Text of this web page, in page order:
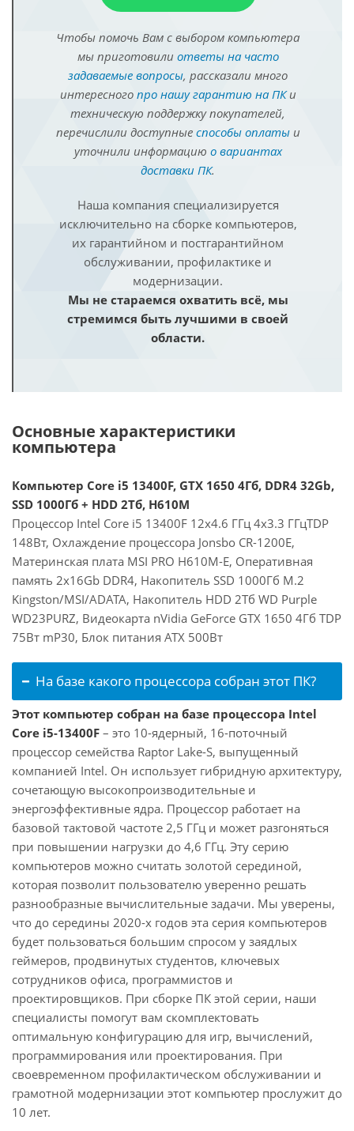
Чтобы помочь Вам с выбором компьютера
мы приготовили ответы на часто
задаваемые вопросы, рассказали много
интересного про нашу гарантию на ПКи
техническую поддержку покупателей,
перечислили доступные способы оплатыи
уточнили информацию о вариантах
доставки ПК.
Наша компания специализируется
исключительно на сборке компьютеров,
их гарантийном и постгарантийном
обслуживании, профилактике и
модернизации.
Мы не стараемся охватить всё, мы
стремимся быть лучшими в своей
области.
Основные характеристики
компьютера
Компьютер Core i5 13400F, GTX 1650 4Гб, DDR4 32Gb,
SSD 1000Гб + HDD 2Тб, H610M
Процессор Intel Core i5 13400F 12x4.6 ГГц 4x3.3 ГГцTDP
148Вт, Охлаждение процессора Jonsbo CR-1200E,
Материнская плата MSI PRO H610M-E, Оперативная
память 2x16Gb DDR4, Накопитель SSD 1000Гб M.2
Kingston/MSI/ADATA, Накопитель HDD 2Тб WD Purple
WD23PURZ, Видеокарта nVidia GeForce GTX 1650 4Гб TDP
75Вт mP30, Блок питания ATX 500Вт
На базе какого процессора собран этот ПК?
Этот компьютер собран на базе процессора Intel
Core i5-13400F – это 10-ядерный, 16-поточный
процессор семейства Raptor Lake-S, выпущенный
компанией Intel. Он использует гибридную архитектуру,
сочетающую высокопроизводительные и
энергоэффективные ядра. Процессор работает на
базовой тактовой частоте 2,5 ГГц и может разгоняться
при повышении нагрузки до 4,6 ГГц. Эту серию
компьютеров можно считать золотой серединой,
которая позволит пользователю уверенно решать
разнообразные вычислительные задачи. Мы уверены,
что до середины 2020-х годов эта серия компьютеров
будет пользоваться большим спросом у заядлых
геймеров, продвинутых студентов, ключевых
сотрудников офиса, программистов и
проектировщиков. При сборке ПК этой серии, наши
специалисты помогут вам скомплектовать
оптимальную конфигурацию для игр, вычислений,
программирования или проектирования. При
своевременном профилактическом обслуживании и
грамотной модернизации этот компьютер прослужит до
10 лет.